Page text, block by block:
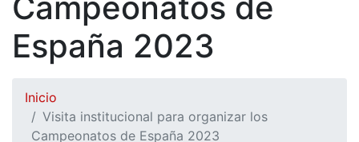
España 2023
Inicio
Visita institucional para organizar los
Campeonatos de España 2023